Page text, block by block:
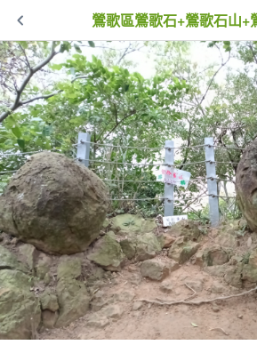
鶯歌區鶯歌石+鶯歌石山+